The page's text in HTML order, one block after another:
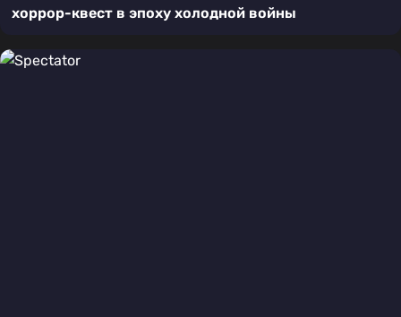
хоррор-квест в эпоху холодной войны